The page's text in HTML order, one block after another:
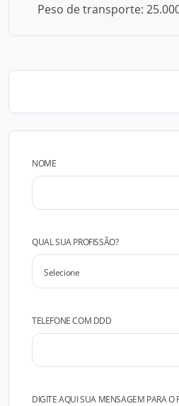
Peso de transporte:
NOME
QUAL SUA PROFISSÃO?
TELEFONE COM DDD
DIGITE AQUI SUA MENSAGEM PARA O